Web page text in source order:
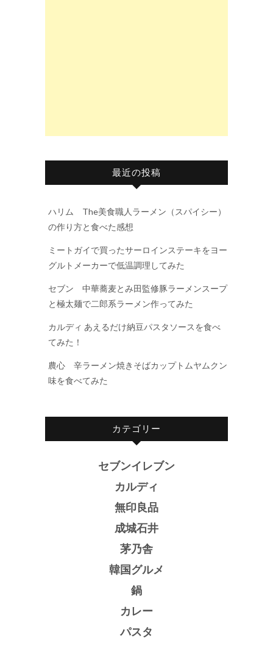
最近の投稿
ハリム The美食職人ラーメン（スパイシー）
の作り方と食べた感想
ミートガイで買ったサーロインステーキをヨー
グルトメーカーで低温調理してみた
セブン 中華蕎麦とみ田監修豚ラーメンスープ
と極太麺で二郎系ラーメン作ってみた
カルディ あえるだけ納豆パスタソースを食べ
てみた！
農心 辛ラーメン焼きそばカップトムヤムクン
味を食べてみた
カテゴリー
セブンイレブン
カルディ
無印良品
成城石井
茅乃舎
韓国グルメ
鍋
カレー
パスタ